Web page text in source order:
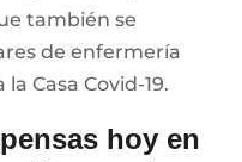
también se
de enfermería
Casa Covid-19.
hoy en